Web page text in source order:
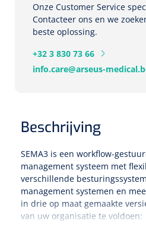
Positioneringsmateriaal
Diversen
Eetplateau's
Onderleggers
Vasculaire dopplers
Foetale en Vasculaire
Onze Customer Service
Contacteer ons en we
beste oplossing.
+32 3 830 73 66
info.care@arseus-
Beschrijving
SEMA3 is een workflow-
management systeem met
verschillende
management systemen en
in drie op maat gemaakte
van uw organisatie te voldoen: